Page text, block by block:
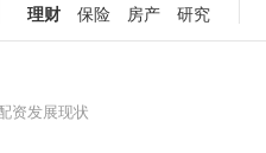
理财
保险 房产 研究
资发展现状